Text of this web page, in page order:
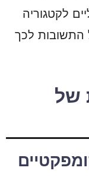
לקטגוריה
התשובות לכך
של